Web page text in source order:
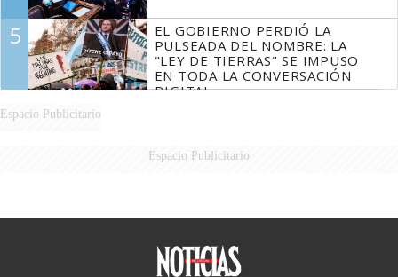
5
EL GOBIERNO PERDIÓ LA
PULSEADA DEL NOMBRE: LA
"LEY DE TIERRAS" SE IMPUSO
EN TODA LA CONVERSACIÓN
DIGITAL
Espacio Publicitario
Espacio Publicitario